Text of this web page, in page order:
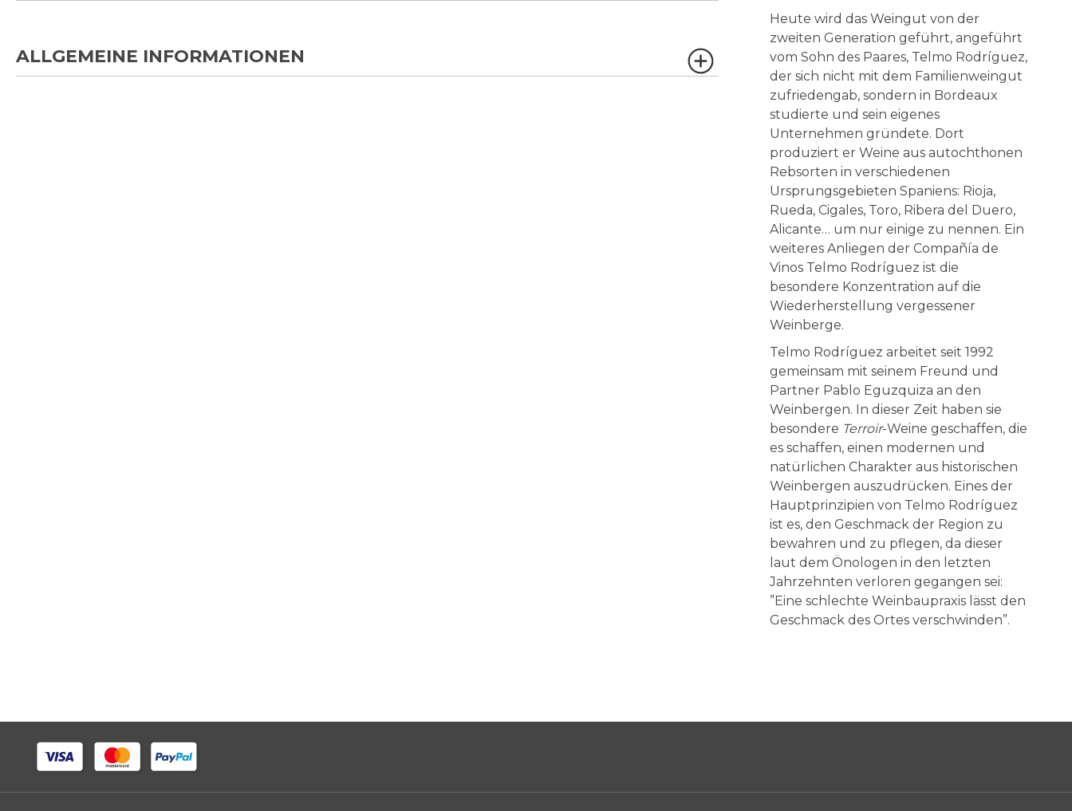
ALLGEMEINE INFORMATIONEN
Heute wird das Weingut von der
zweiten Generation geführt, angeführt
vom Sohn des Paares, Telmo Rodríguez,
der sich nicht mit dem Familienweingut
zufriedengab, sondern in Bordeaux
studierte und sein eigenes
Unternehmen gründete. Dort
produziert er Weine aus autochthonen
Rebsorten in verschiedenen
Ursprungsgebieten Spaniens: Rioja,
Rueda, Cigales, Toro, Ribera del Duero,
Alicante… um nur einige zu nennen. Ein
weiteres Anliegen der Compañía de
Vinos Telmo Rodríguez ist die
besondere Konzentration auf die
Wiederherstellung vergessener
Weinberge.
Telmo Rodríguez arbeitet seit 1992
gemeinsam mit seinem Freund und
Partner Pablo Eguzquiza an den
Weinbergen. In dieser Zeit haben sie
besondere Terroir-Weine geschaffen, die
es schaffen, einen modernen und
natürlichen Charakter aus historischen
Weinbergen auszudrücken. Eines der
Hauptprinzipien von Telmo Rodríguez
ist es, den Geschmack der Region zu
bewahren und zu pflegen, da dieser
laut dem Önologen in den letzten
Jahrzehnten verloren gegangen sei:
”Eine schlechte Weinbaupraxis lässt den
Geschmack des Ortes verschwinden”.